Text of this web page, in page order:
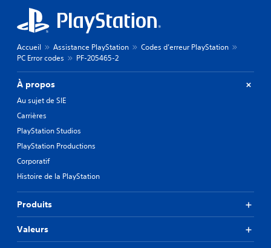
Accueil Assistance PlayStation
Codes d’erreur PlayStation
PC Error codes
PF-205465-2
À propos
Au sujet de SIE
Carrières
PlayStation Studios
PlayStation Productions
Corporatif
Histoire de la PlayStation
Produits
Valeurs